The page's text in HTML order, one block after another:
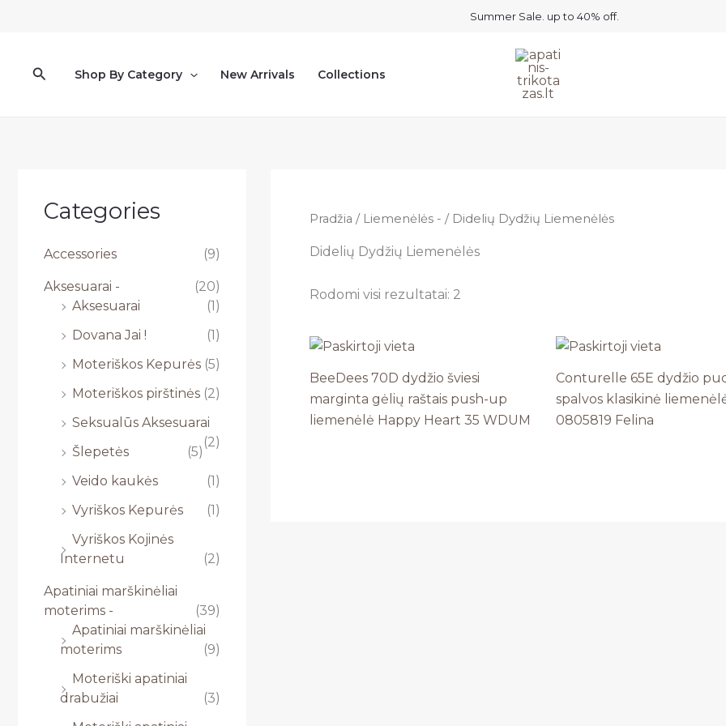
Summer Sale. up to 40% off.
PaieškaShop By Category New Arrivals Collections
Categories
Accessories (9)
Aksesuarai -
(20)
Aksesuarai
(1)
Dovana Jai !
(1)
Moteriškos Kepurės (5)
Moteriškos pirštinės (2)
Seksualūs Aksesuarai
(2)
Šlepetės
(5)
Veido kaukės
(1)
Vyriškos Kepurės
(1)
Vyriškos Kojinės
Internetu
(2)
Apatiniai marškinėliai
moterims -
(39)
Apatiniai marškinėliai
moterims
(9)
Moteriški apatiniai
drabužiai
(3)
Pradžia / Liemenėlės - / Didelių Dydžių Liemenėlės
Didelių Dydžių Liemenėlės
Rodomi visi rezultatai: 2
BeeDees 70D dydžio šviesi
marginta gėlių raštais push-up
liemenėlė Happy Heart 35 WDUM
Conturelle 65E dydžio
spalvos klasikinė
0805819 Felina